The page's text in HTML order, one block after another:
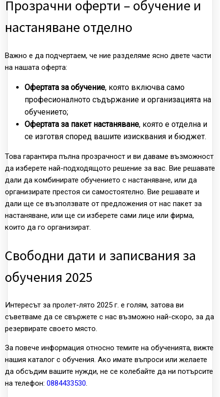
Прозрачни оферти – обучение и
настаняване отделно
Важно е да подчертаем, че ние разделяме ясно двете части
на нашата оферта:
Офертата за обучение, която включва само
професионалното съдържание и организацията на
обучението;
Офертата за пакет настаняване, която е отделна и
се изготвя според вашите изисквания и бюджет.
Това гарантира пълна прозрачност и ви даваме възможност
да изберете най-подходящото решение за вас. Вие решавате
дали да комбинирате обучението с настаняване, или да
организирате престоя си самостоятелно. Вие решавате и
дали ще се възползвате от предложения от нас пакет за
настаняване, или ще си изберете сами лице или фирма,
които да го организират.
Свободни дати и записвания за
обучения 2025
Интересът за пролет-лято 2025 г. е голям, затова ви
съветваме да се свържете с нас възможно най-скоро, за да
резервирате своето място.
За повече информация относно темите на обученията, вижте
нашия каталог с обучения. Ако имате въпроси или желаете
да обсъдим вашите нужди, не се колебайте да ни потърсите
на телефон: 0884433530.